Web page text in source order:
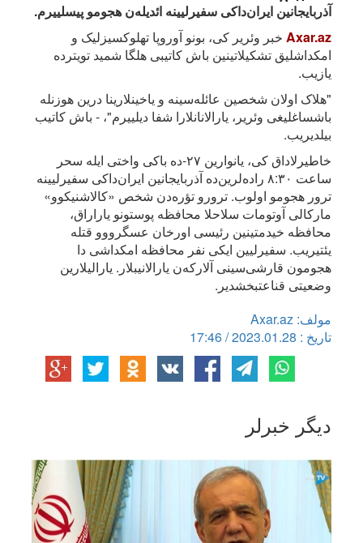
آذربایجانین ایران‌داکی سفیرلیینه ائدیله‌ن هجومو پیسلییرم.
Axar.az خبر وئریر کی، بونو آوروپا تهلوکسیزلیک و
امکداشلیق تشکیلاتینین باش کاتیبی هلگا شمید تویترده
یازیب.
"هلاک اولان شخصین عائله‌سینه و یاخینلارینا درین هوزنله
باشساغلیغی وئریر، یارالانانلارا شفا دیلییرم"، - باش کاتیب
بیلدیریب.
خاطیرلاداق کی، یانوارین ۲۷-ده باکی واختی ایله سحر
ساعت ۸:۳۰ راده‌لرین‌ده آذربایجانین ایران‌داکی سفیرلیینه
ترور هجومو اولوب. ترورو تؤره‌دن شخص «کالاشنیکوو»
مارکالی آوتومات سلاحلا محافظه پوستونو یاراراق،
محافظه خیدمتینین رئیسی اورخان عسگرووو قتله
یئتیریب. سفیرلیین ایکی نفر محافظه امکداشی دا
هجومون قارشی‌سینی آلارکه‌ن یارالانیبلار. یارالیلارین
وضعیتی قناعتبخشدیر.
مولف: Axar.az
تاریخ : 2023.01.28 / 17:46
دیگر خبرلر